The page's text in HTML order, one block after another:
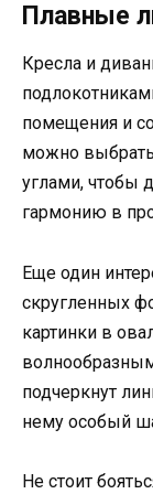
Плавные
Кресла и
помещения и
можно
углами, чтобы
гармонию в
Еще один
скругленных
картинки в
подчеркнут
нему особый
Не стоит